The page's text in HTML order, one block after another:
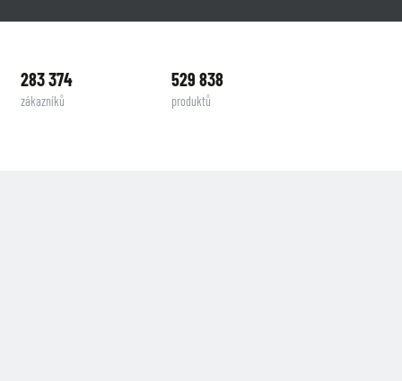
283 374
zákazníků
529 838
produktů